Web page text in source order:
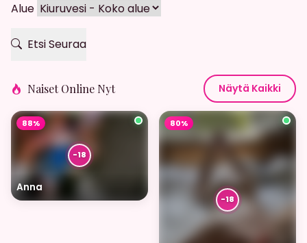
Alue
Etsi Seuraa
Naiset Online Nyt Näytä Kaikki
Anna
88% 80%